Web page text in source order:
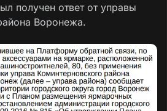
получен ответ от управы
Воронежа.